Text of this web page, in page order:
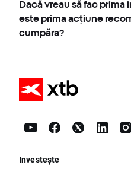
Dacă vreau să fac prima
este prima acțiune
cumpăra?
Investește